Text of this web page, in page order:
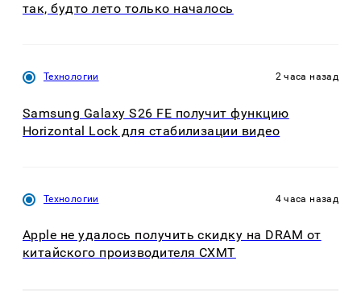
так, будто лето только началось
Технологии 2 часа назад
Samsung Galaxy S26 FE получит функцию
Horizontal Lock для стабилизации видео
Технологии 4 часа назад
Apple не удалось получить скидку на DRAM от
китайского производителя CXMT